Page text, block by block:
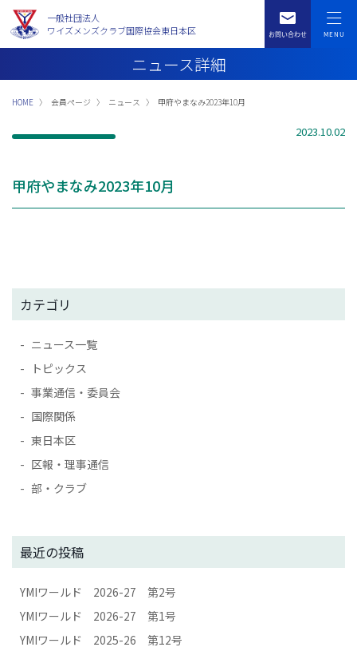
一般社団法人
ワイズメンズクラブ国際協会東日本区
ニュース詳細
HOME 会員ページ ニュース 甲府やまなみ2023年10月
2023.10.02
甲府やまなみ2023年10月
カテゴリ
ニュース一覧
トピックス
事業通信・委員会
国際関係
東日本区
区報・理事通信
部・クラブ
最近の投稿
YMIワールド 2026-27 第2号
YMIワールド 2026-27 第1号
YMIワールド 2025-26 第12号